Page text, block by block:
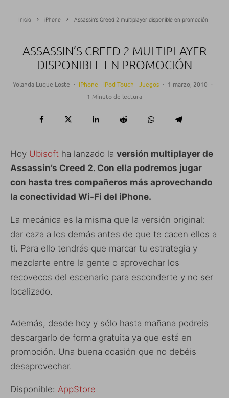
Inicio iPhone Assassin’s Creed 2 multiplayer disponible en promoción
ASSASSIN’S CREED 2 MULTIPLAYER
DISPONIBLE EN PROMOCIÓN
Yolanda Luque Loste · iPhone iPod Touch Juegos · 1 marzo, 2010 ·
1 Minuto de lectura
Hoy Ubisoft ha lanzado la versión multiplayer de
Assassin’s Creed 2. Con ella podremos jugar
con hasta tres compañeros más aprovechando
la conectividad Wi-Fi del iPhone.
La mecánica es la misma que la versión original:
dar caza a los demás antes de que te cacen ellos a
ti. Para ello tendrás que marcar tu estrategia y
mezclarte entre la gente o aprovechar los
recovecos del escenario para esconderte y no ser
localizado.
Además, desde hoy y sólo hasta mañana podreis
descargarlo de forma gratuita ya que está en
promoción. Una buena ocasión que no debéis
desaprovechar.
Disponible: AppStore